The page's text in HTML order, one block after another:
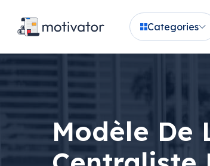
Categories
Modèle De